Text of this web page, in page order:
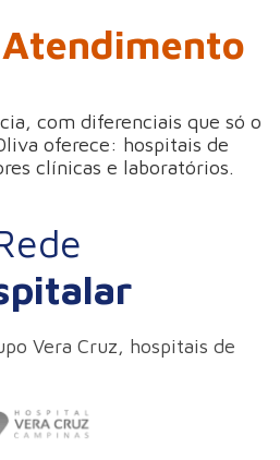
com diferenciais que só o
oferece: hospitais de
clínicas e laboratórios.
Vera Cruz, hospitais de